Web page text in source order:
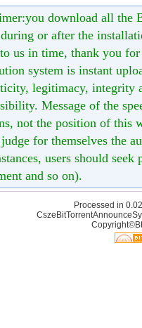
download all the
or after the
us in time, thank you
system is instant
legitimacy, integrity
Message of the
not the position of this
for themselves the
users should
and so on).
Processed in